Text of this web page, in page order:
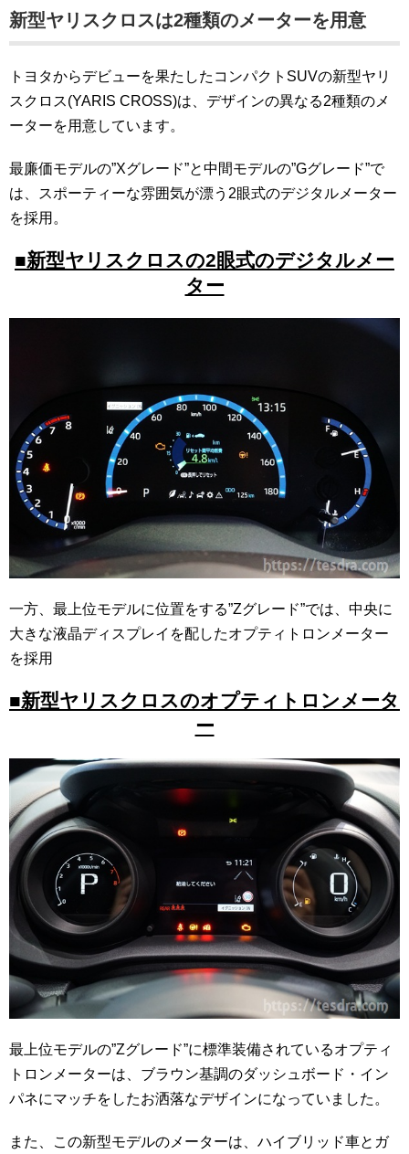
新型ヤリスクロスは2種類のメーターを用意
トヨタからデビューを果たしたコンパクトSUVの新型ヤリ
スクロス(YARIS CROSS)は、デザインの異なる2種類のメ
ーターを用意しています。
最廉価モデルの”Xグレード”と中間モデルの”Gグレード”で
は、スポーティーな雰囲気が漂う2眼式のデジタルメーター
を採用。
■新型ヤリスクロスの2眼式のデジタルメー
ター
一方、最上位モデルに位置をする”Zグレード”では、中央に
大きな液晶ディスプレイを配したオプティトロンメーター
を採用
■新型ヤリスクロスのオプティトロンメータ
ー
最上位モデルの”Zグレード”に標準装備されているオプティ
トロンメーターは、ブラウン基調のダッシュボード・イン
パネにマッチをしたお洒落なデザインになっていました。
また、この新型モデルのメーターは、ハイブリッド車とガ